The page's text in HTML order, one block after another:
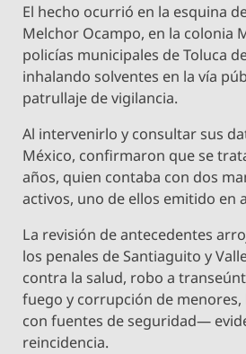
El hecho ocurrió en la esquina
Melchor Ocampo, en la colonia
policías municipales de Toluca
inhalando solventes en la vía
patrullaje de vigilancia.
Al intervenirlo y consultar sus
México, confirmaron que se
años, quien contaba con dos
activos, uno de ellos emitido en
La revisión de antecedentes
los penales de Santiaguito y
contra la salud, robo a
fuego y corrupción de
con fuentes de seguridad—
reincidencia.